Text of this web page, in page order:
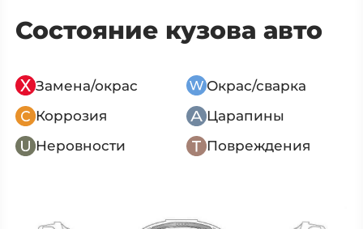
Состояние кузова авто
Замена/окрас
Окрас/сварка
Коррозия
Царапины
Неровности
Повреждения